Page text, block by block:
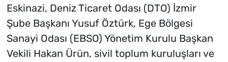
Eskinazi, Deniz Ticaret Odası (DTO) İzmir
Şube Başkanı Yusuf Öztürk, Ege Bölgesi
Sanayi Odası (EBSO) Yönetim Kurulu Başkan
Vekili Hakan Ürün, sivil toplum kuruluşları ve